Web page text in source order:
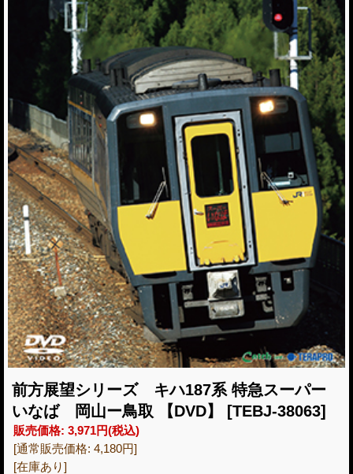
前方展望シリーズ キハ187系 特急スーパー
いなば 岡山ー鳥取 【DVD】 [TEBJ-38063]
販売価格: 3,971円(税込)
[通常販売価格: 4,180円]
[在庫あり]